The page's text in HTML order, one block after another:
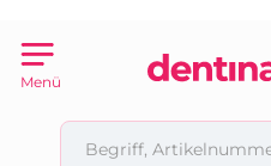
Menü